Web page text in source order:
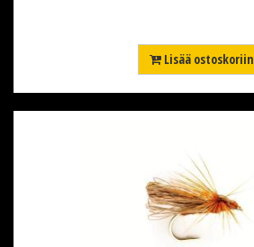
Lisää ostoskoriin